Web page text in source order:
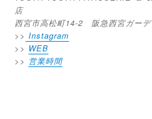
店
西宮市高松町14-2 阪急西宮ガー
>> Instagram
>> WEB
>> 営業時間